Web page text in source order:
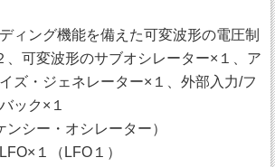
ィング機能を備えた可変波形の電圧制
、可変波形のサブオシレーター×１、ア
ズ・ジェネレーター×１、外部入力/フ
ック×１
シー・オシレーター）
１（LFO１）